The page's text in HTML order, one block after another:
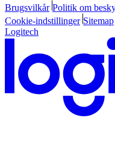
Brugsvilkår Politik om
Cookie-indstillinger Sitemap
Logitech